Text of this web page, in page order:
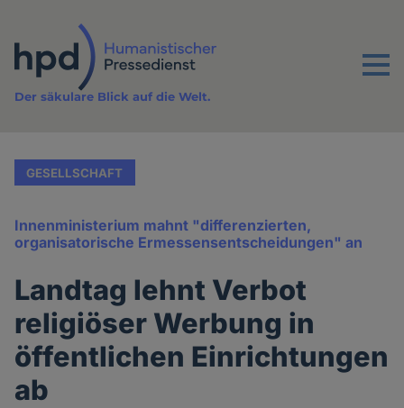
Inhalt
Menu
Der säkulare Blick auf die Welt.
GESELLSCHAFT
Innenministerium mahnt "differenzierten,
organisatorische Ermessensentscheidungen" an
Landtag lehnt Verbot
religiöser Werbung in
öffentlichen Einrichtungen
ab